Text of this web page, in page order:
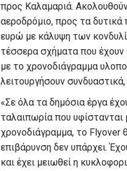
προς Καλαμαριά.
αεροδρόμιο, προς τα
ευρώ με κάλυψη των
τέσσερα σχήματα που έχουν
με το χρονοδιάγραμμα
λειτουργήσουν
«Σε όλα τα δημόσια έργα
ταλαιπωρία που
χρονοδιάγραμμα, το Flyover
επιβάρυνση δεν υπάρχει.
και έχει μειωθεί η